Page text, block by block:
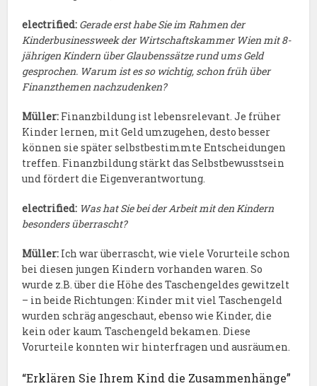
electrified: Gerade erst habe Sie im Rahmen der
Kinderbusinessweek der Wirtschaftskammer Wien mit 8-
jährigen Kindern über Glaubenssätze rund ums Geld
gesprochen. Warum ist es so wichtig, schon früh über
Finanzthemen nachzudenken?
Müller: Finanzbildung ist lebensrelevant. Je früher
Kinder lernen, mit Geld umzugehen, desto besser
können sie später selbstbestimmte Entscheidungen
treffen. Finanzbildung stärkt das Selbstbewusstsein
und fördert die Eigenverantwortung.
electrified: Was hat Sie bei der Arbeit mit den Kindern
besonders überrascht?
Müller: Ich war überrascht, wie viele Vorurteile schon
bei diesen jungen Kindern vorhanden waren. So
wurde z.B. über die Höhe des Taschengeldes gewitzelt
– in beide Richtungen: Kinder mit viel Taschengeld
wurden schräg angeschaut, ebenso wie Kinder, die
kein oder kaum Taschengeld bekamen. Diese
Vorurteile konnten wir hinterfragen und ausräumen.
“Erklären Sie Ihrem Kind die Zusammenhänge”